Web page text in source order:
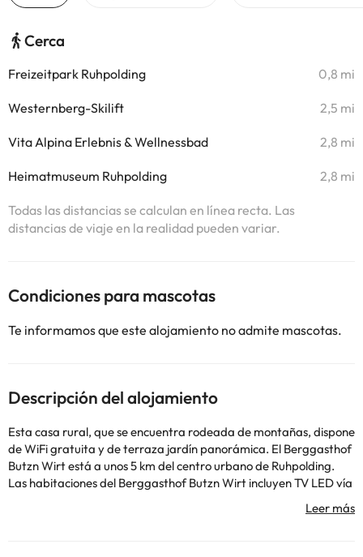
Cerca
Freizeitpark Ruhpolding 0,8 mi
Westernberg-Skilift 2,5 mi
Vita Alpina Erlebnis & Wellnessbad 2,8 mi
Heimatmuseum Ruhpolding 2,8 mi
Todas las distancias se calculan en línea recta. Las
distancias de viaje en la realidad pueden variar.
Condiciones para mascotas
Te informamos que este alojamiento no admite mascotas.
Descripción del alojamiento
Esta casa rural, que se encuentra rodeada de montañas, dispone
de WiFi gratuita y de terraza jardín panorámica. El Berggasthof
Butzn Wirt está a unos 5 km del centro urbano de Ruhpolding.
Las habitaciones del Berggasthof Butzn Wirt incluyen TV LED vía
satélite, zona de estar y baño privado con secador de pelo.
También presentan una decoración cálida de estilo bávaro.